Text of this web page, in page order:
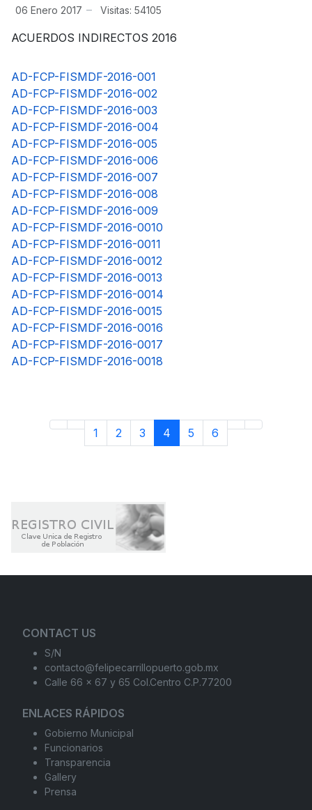
06 Enero 2017
Visitas: 54105
ACUERDOS INDIRECTOS 2016
AD-FCP-FISMDF-2016-001
AD-FCP-FISMDF-2016-002
AD-FCP-FISMDF-2016-003
AD-FCP-FISMDF-2016-004
AD-FCP-FISMDF-2016-005
AD-FCP-FISMDF-2016-006
AD-FCP-FISMDF-2016-007
AD-FCP-FISMDF-2016-008
AD-FCP-FISMDF-2016-009
AD-FCP-FISMDF-2016-0010
AD-FCP-FISMDF-2016-0011
AD-FCP-FISMDF-2016-0012
AD-FCP-FISMDF-2016-0013
AD-FCP-FISMDF-2016-0014
AD-FCP-FISMDF-2016-0015
AD-FCP-FISMDF-2016-0016
AD-FCP-FISMDF-2016-0017
AD-FCP-FISMDF-2016-0018
1 2 3 4 5 6
CONTACT US
S/N
contacto@felipecarrillopuerto.gob.mx
Calle 66 x 67 y 65 Col.Centro C.P.77200
ENLACES RÁPIDOS
Gobierno Municipal
Funcionarios
Transparencia
Gallery
Prensa